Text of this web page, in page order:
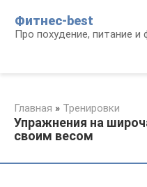
контенту
Фитнес-best
Про похудение, питание и
Главная » Тренировки
Упражнения на
своим весом